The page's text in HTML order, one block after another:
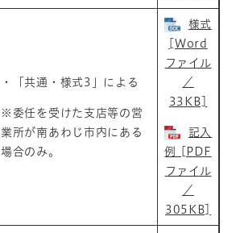
・「共通・様式3」による
※委任を受けた支店等の営
業所が南あわじ市内にある
場合のみ。
様式
[Word
ファイル
／
33KB]
記入
例 [PDF
ファイル
／
305KB]